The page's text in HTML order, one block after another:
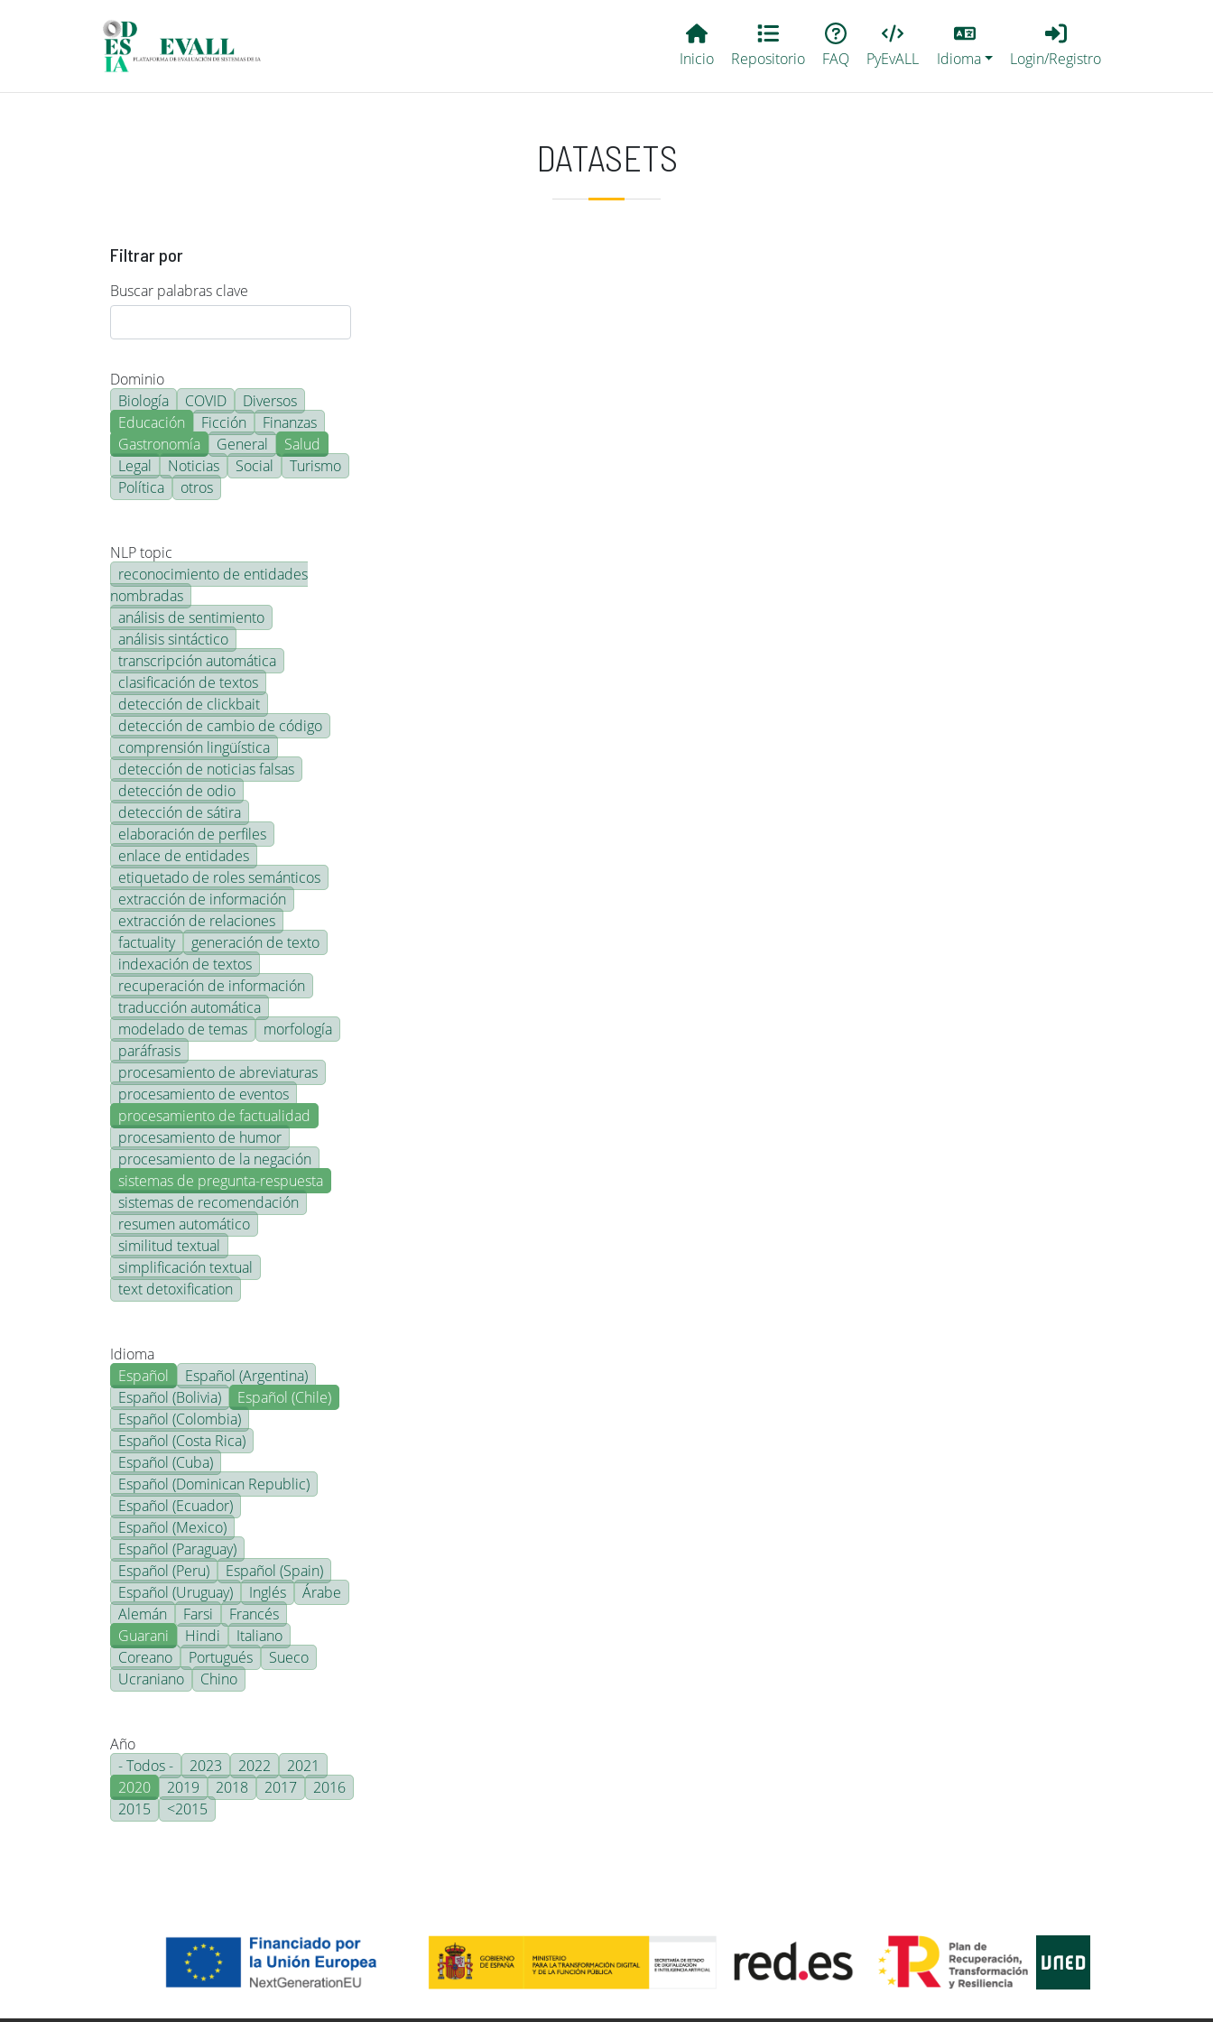
Main EvALL
Inicio Repositorio FAQ PyEvALL
Lang
Idioma
Login_Registro
Login/Registro
DATASETS
Filtrar por
Buscar palabras clave
Dominio
Biología
COVID
Diversos
Educación
Ficción
Finanzas
Gastronomía
General
Salud
Legal
Noticias Social
Turismo
Política
otros
NLP topic
reconocimiento de entidades
nombradas
análisis de sentimiento
análisis sintáctico
transcripción automática
clasificación de textos
detección de clickbait
detección de cambio de código
comprensión lingüística
detección de noticias falsas
detección de odio
detección de sátira
elaboración de perfiles
enlace de entidades
etiquetado de roles semánticos
extracción de información
extracción de relaciones
factuality
generación de texto
indexación de textos
recuperación de información
traducción automática
modelado de temas
morfología
paráfrasis
procesamiento de abreviaturas
procesamiento de eventos
procesamiento de factualidad
procesamiento de humor
procesamiento de la negación
sistemas de pregunta-respuesta
sistemas de recomendación
resumen automático
similitud textual
simplificación textual
text detoxification
Idioma
Español
Español (Argentina)
Español (Bolivia)
Español (Chile)
Español (Colombia)
Español (Costa Rica)
Español (Cuba)
Español (Dominican Republic)
Español (Ecuador)
Español (Mexico)
Español (Paraguay)
Español (Peru)
Español (Spain)
Español (Uruguay)
Inglés
Árabe
Alemán
Farsi
Francés
Guarani
Hindi
Italiano
Coreano
Portugués
Sueco
Ucraniano
Chino
Año
- Todos -
2023 2022
2021
2020
2019 2018 2017
2016
2015
<2015